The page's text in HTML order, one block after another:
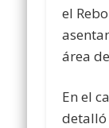
el
área
En el
detalló